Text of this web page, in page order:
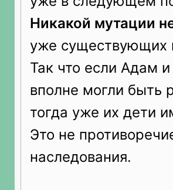
Никакой мутации
уже существующих
Так что если Адам
вполне могли быть
тогда уже их дети
Это не
наследования.